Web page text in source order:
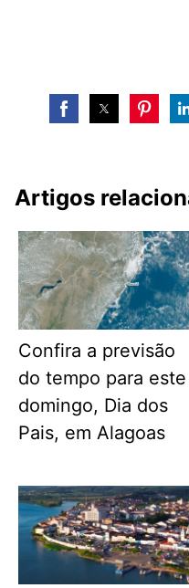
Artigos
Confira a previsão
do tempo para este
domingo, Dia dos
Pais, em Alagoas